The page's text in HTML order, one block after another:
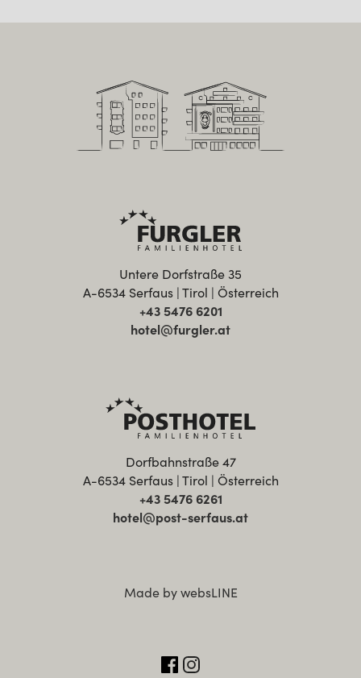
Untere Dorfstraße 35
A-6534 Serfaus | Tirol | Österreich
+43 5476 6201
hotel@furgler.at
Made by websLINE
Dorfbahnstraße 47
A-6534 Serfaus | Tirol | Österreich
+43 5476 6261
hotel@post-serfaus.at